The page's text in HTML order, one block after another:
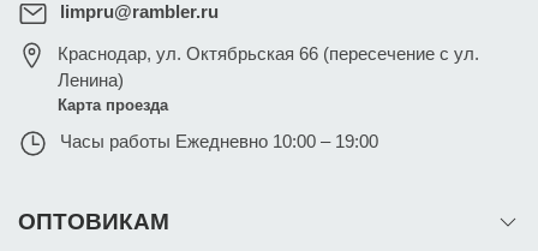
limpru@rambler.ru
Краснодар,ул. Октябрьская 66 (пересечение с ул.
Ленина)
Карта проезда
Часы работы Ежедневно 10:00 – 19:00
ОПТОВИКАМ